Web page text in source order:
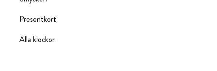
Presentkort
Alla klockor